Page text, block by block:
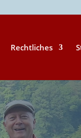
Rechtliches